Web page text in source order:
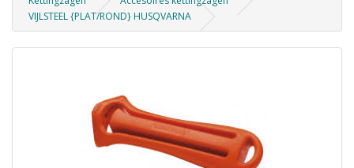
VIJLSTEEL {PLAT/ROND} HUSQVARNA